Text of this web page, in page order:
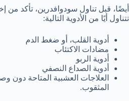
أيضًا، قبل تناول سودوافدرين، تأكد من
تتناول أيًا من الأدوية التالية:
أدوية القلب، أو ضغط الدم
مضادات الاكتئاب
أدوية الربو
أدوية الصداع النصفي
العلاجات العشبية المتاحة دون
المثقوب.